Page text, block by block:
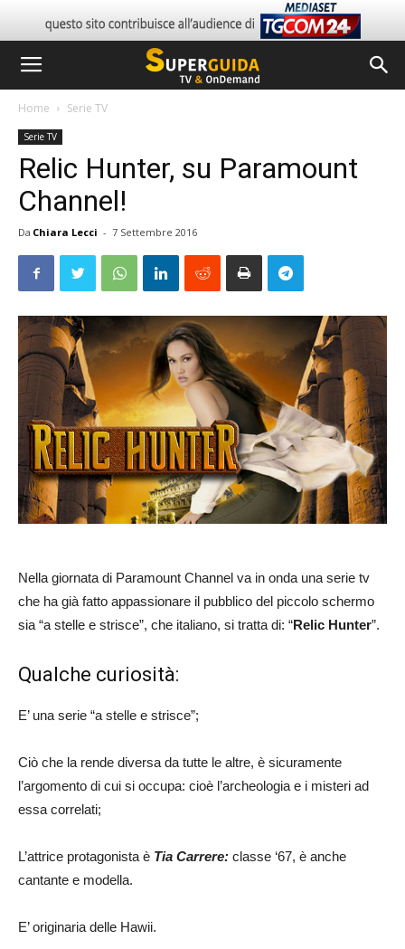
Home Serie TV
Serie TV
Relic Hunter, su Paramount
Channel!
Da Chiara Lecci - 7 Settembre 2016
Nella giornata di Paramount Channel va in onda una serie tv
che ha già fatto appassionare il pubblico del piccolo schermo
sia “a stelle e strisce”, che italiano, si tratta di: “Relic Hunter”.
Qualche curiosità:
E’ una serie “a stelle e strisce”;
Ciò che la rende diversa da tutte le altre, è sicuramente
l’argomento di cui si occupa: cioè l’archeologia e i misteri ad
essa correlati;
L’attrice protagonista è Tia Carrere: classe ‘67, è anche
cantante e modella.
E’ originaria delle Hawii.